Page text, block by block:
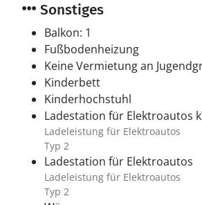
Sonstiges
Balkon: 1
Fußbodenheizung
Keine Vermietung an
Kinderbett
Kinderhochstuhl
Ladestation für Elektroautos
Ladeleistung für Elektroautos
Typ 2
Ladestation für Elektroautos
Ladeleistung für Elektroautos
Typ 2